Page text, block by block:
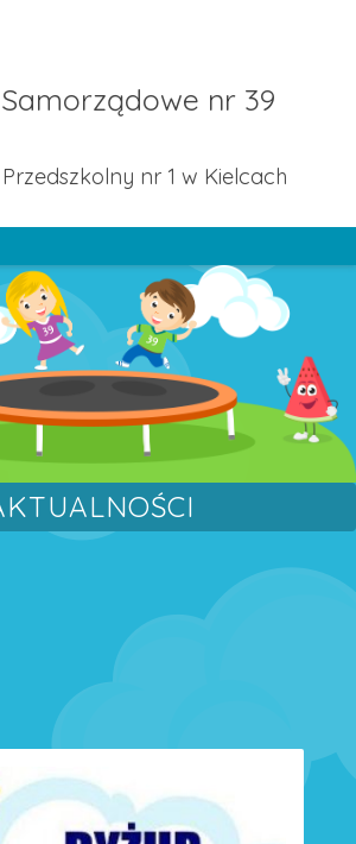
nr 39
nr 1 w Kielcach